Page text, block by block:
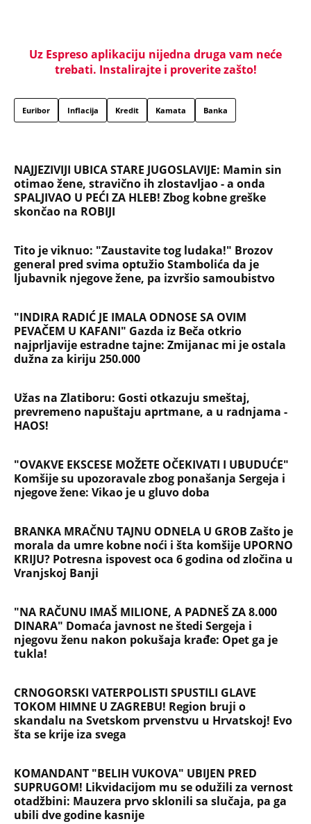
Uz Espreso aplikaciju nijedna druga vam neće
trebati. Instalirajte i proverite zašto!
Euribor Inflacija Kredit Kamata Banka
NAJJEZIVIJI UBICA STARE JUGOSLAVIJE: Mamin sin
otimao žene, stravično ih zlostavljao - a onda
SPALJIVAO U PEĆI ZA HLEB! Zbog kobne greške
skončao na ROBIJI
Tito je viknuo: "Zaustavite tog ludaka!" Brozov
general pred svima optužio Stambolića da je
ljubavnik njegove žene, pa izvršio samoubistvo
"INDIRA RADIĆ JE IMALA ODNOSE SA OVIM
PEVAČEM U KAFANI" Gazda iz Beča otkrio
najprljavije estradne tajne: Zmijanac mi je ostala
dužna za kiriju 250.000
Užas na Zlatiboru: Gosti otkazuju smeštaj,
prevremeno napuštaju aprtmane, a u radnjama -
HAOS!
"OVAKVE EKSCESE MOŽETE OČEKIVATI I UBUDUĆE"
Komšije su upozoravale zbog ponašanja Sergeja i
njegove žene: Vikao je u gluvo doba
BRANKA MRAČNU TAJNU ODNELA U GROB Zašto je
morala da umre kobne noći i šta komšije UPORNO
KRIJU? Potresna ispovest oca 6 godina od zločina u
Vranjskoj Banji
"NA RAČUNU IMAŠ MILIONE, A PADNEŠ ZA 8.000
DINARA" Domaća javnost ne štedi Sergeja i
njegovu ženu nakon pokušaja krađe: Opet ga je
tukla!
CRNOGORSKI VATERPOLISTI SPUSTILI GLAVE
TOKOM HIMNE U ZAGREBU! Region bruji o
skandalu na Svetskom prvenstvu u Hrvatskoj! Evo
šta se krije iza svega
KOMANDANT "BELIH VUKOVA" UBIJEN PRED
SUPRUGOM! Likvidacijom mu se odužili za vernost
otadžbini: Mauzera prvo sklonili sa slučaja, pa ga
ubili dve godine kasnije